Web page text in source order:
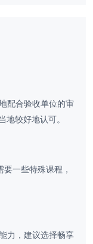
配合验收单位的审
较好地认可。
一些特殊课程，
力，建议选择畅享